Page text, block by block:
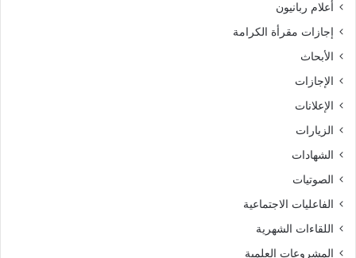
أعلام ربانيون
إجازات مقرأة الكرامة
الأبحاث
الإجازات
الإعلانات
الزيارات
الشهادات
الصوتيات
الفاعليات الاجتماعية
اللقاءات الشهرية
المشروعات العلمية